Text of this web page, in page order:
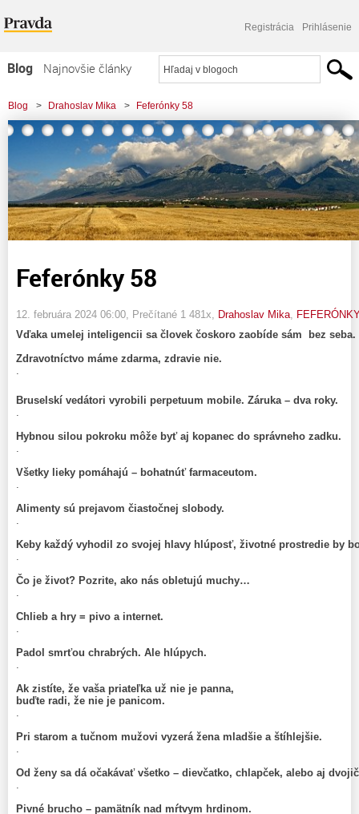
Registrácia Prihlásenie
Blog
Najnovšie články
Najčítanejšie články
Najkomentovanejšie články
Zoznam blogov
Komerčné blogy
Blog > Drahoslav Mika > Feferónky 58
Feferónky 58
12. februára 2024 06:00 , Prečítané 1 481x, Drahoslav Mika
Vďaka umelej inteligencii sa človek čoskoro zaobíde sám bez seba.
Zdravotníctvo máme zdarma, zdravie nie.
Bruselskí vedátori vyrobili perpetuum mobile. Záruka – dva roky.
Hybnou silou pokroku môže byť aj kopanec do správneho zadku.
Všetky lieky pomáhajú – bohatnúť farmaceutom.
Alimenty sú prejavom čiastočnej slobody.
Keby každý vyhodil zo svojej hlavy hlúposť, životné prostredie by
Čo je život? Pozrite, ako nás obletujú muchy…
Chlieb a hry = pivo a internet.
Padol smrťou chrabrých. Ale hlúpych.
Ak zistíte, že vaša priateľka už nie je panna,
buďte radi, že nie je panicom.
Pri starom a tučnom mužovi vyzerá žena mladšie a štíhlejšie.
Od ženy sa dá očakávať všetko – dievčatko, chlapček, alebo aj
Pivné brucho – pamätník nad mŕtvym hrdinom.